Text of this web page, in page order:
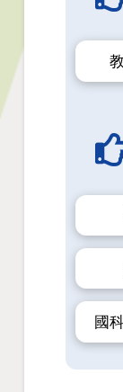
國